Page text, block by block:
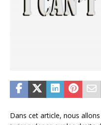
Dans cet article, nous